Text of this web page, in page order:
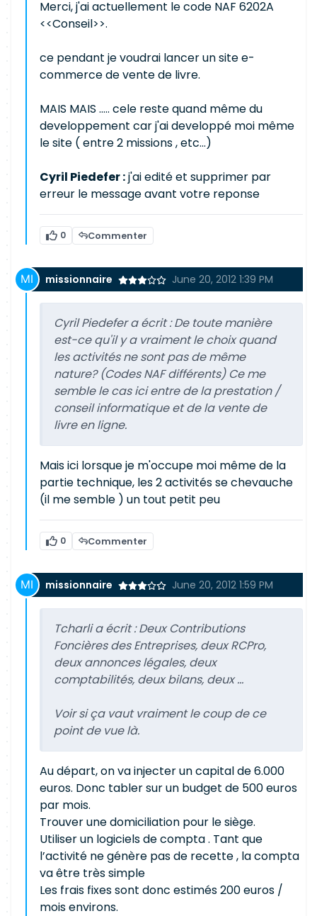
Merci, j'ai actuellement le code NAF 6202A
<<Conseil>>.
ce pendant je voudrai lancer un site e-
commerce de vente de livre.
MAIS MAIS ..... cele reste quand même du
developpement car j'ai developpé moi même
le site ( entre 2 missions , etc...)
Cyril Piedefer :j'ai edité et supprimer par
erreur le message avant votre reponse
0 Commenter
missionnaire June 20, 2012 1:39 PM
Cyril Piedefer a écrit :De toute manière
est-ce qu'il y a vraiment le choix quand
les activités ne sont pas de même
nature? (Codes NAF différents) Ce me
semble le cas ici entre de la prestation /
conseil informatique et de la vente de
livre en ligne.
Mais ici lorsque je m'occupe moi même de la
partie technique, les 2 activités se chevauche
(il me semble ) un tout petit peu
0 Commenter
missionnaire June 20, 2012 1:59 PM
Tcharli a écrit :Deux Contributions
Foncières des Entreprises, deux RCPro,
deux annonces légales, deux
comptabilités, deux bilans, deux ...
Voir si ça vaut vraiment le coup de ce
point de vue là.
Au départ, on va injecter un capital de 6.000
euros. Donc tabler sur un budget de 500 euros
par mois.
Trouver une domiciliation pour le siège.
Utiliser un logiciels de compta . Tant que
l’activité ne génère pas de recette , la compta
va être très simple
Les frais fixes sont donc estimés 200 euros /
mois environs.